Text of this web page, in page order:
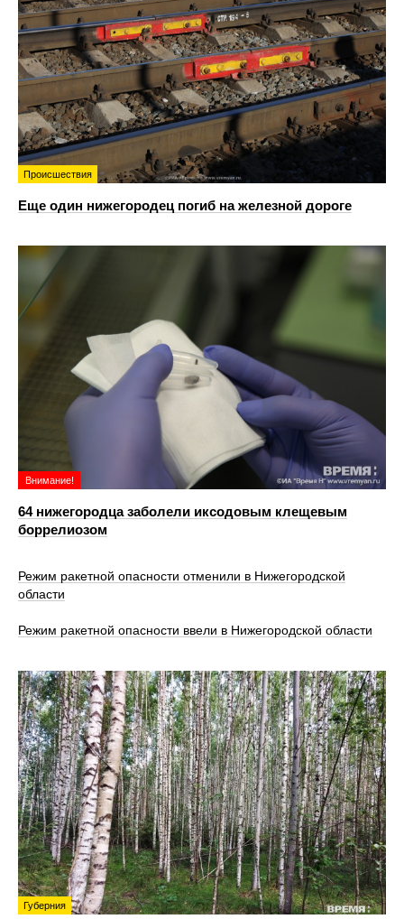
Происшествия
Еще один нижегородец погиб на железной дороге
Внимание!
64 нижегородца заболели иксодовым клещевым
боррелиозом
Режим ракетной опасности отменили в Нижегородской
области
Режим ракетной опасности ввели в Нижегородской области
Губерния